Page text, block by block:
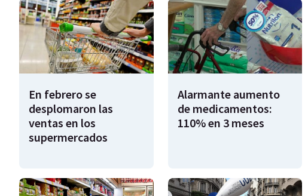
En febrero se
desplomaron las
ventas en los
supermercados
Alarmante aumento
de medicamentos:
110% en 3 meses